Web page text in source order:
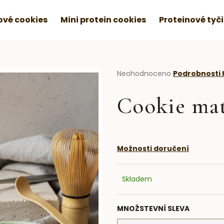
cookies Mini protein cookies Proteinové
Průměrné
je
0,0
Neohodnoceno Podrobnosti
Cookie
Možnosti doručení
Skladem
MNOŽSTEVNÍ SLEVA